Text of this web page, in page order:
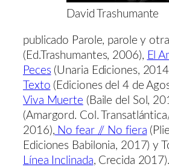
David Trashumante
publicado Parole, parole y
(Ed.Trashumantes, 2006), El
Peces (Unaria Ediciones,
Texto (Ediciones del 4 de
Viva Muerte (Baile del Sol,
(Amargord. Col.
2016), No fear // No fiera
Ediciones Babilonia, 2017) y
Línea Inclinada, Crecida 2017).